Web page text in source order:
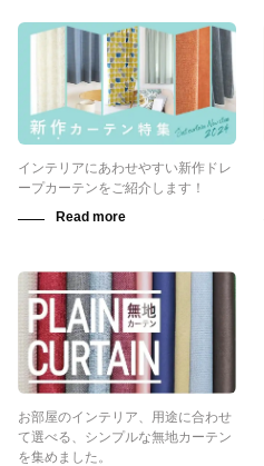
インテリアにあわせやすい新作ドレ
ープカーテンをご紹介します！
お部屋のインテリア、用途に合わせ
て選べる、シンプルな無地カーテン
を集めました。